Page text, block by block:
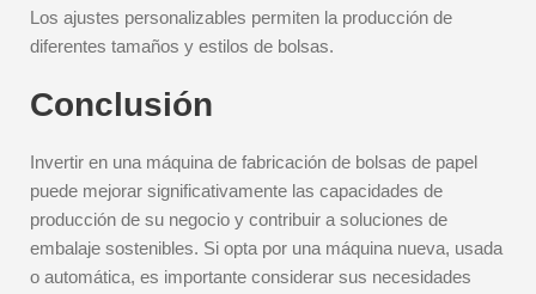
Los ajustes personalizables permiten la producción de
diferentes tamaños y estilos de bolsas.
Conclusión
Invertir en una máquina de fabricación de bolsas de papel
puede mejorar significativamente las capacidades de
producción de su negocio y contribuir a soluciones de
embalaje sostenibles. Si opta por una máquina nueva, usada
o automática, es importante considerar sus necesidades